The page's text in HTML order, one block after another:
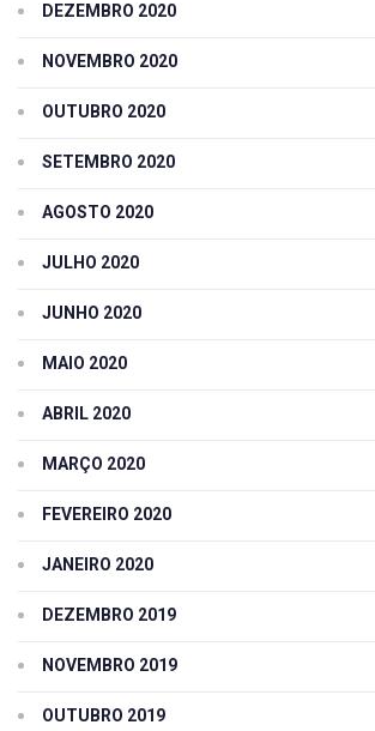
DEZEMBRO 2020
NOVEMBRO 2020
OUTUBRO 2020
SETEMBRO 2020
AGOSTO 2020
JULHO 2020
JUNHO 2020
MAIO 2020
ABRIL 2020
MARÇO 2020
FEVEREIRO 2020
JANEIRO 2020
DEZEMBRO 2019
NOVEMBRO 2019
OUTUBRO 2019